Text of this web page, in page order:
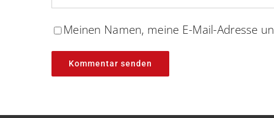
Meinen Namen, meine E-Mail-Adresse